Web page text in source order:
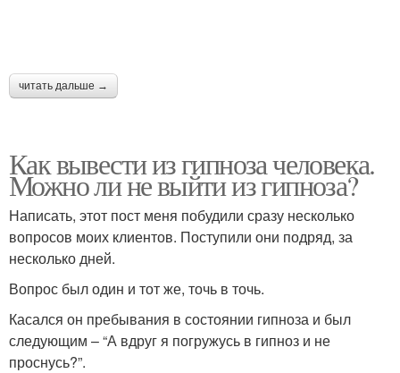
читать дальше →
Как вывести из гипноза человека.
Можно ли не выйти из гипноза?
Написать, этот пост меня побудили сразу несколько
вопросов моих клиентов. Поступили они подряд, за
несколько дней.
Вопрос был один и тот же, точь в точь.
Касался он пребывания в состоянии гипноза и был
следующим – “А вдруг я погружусь в гипноз и не
проснусь?”.